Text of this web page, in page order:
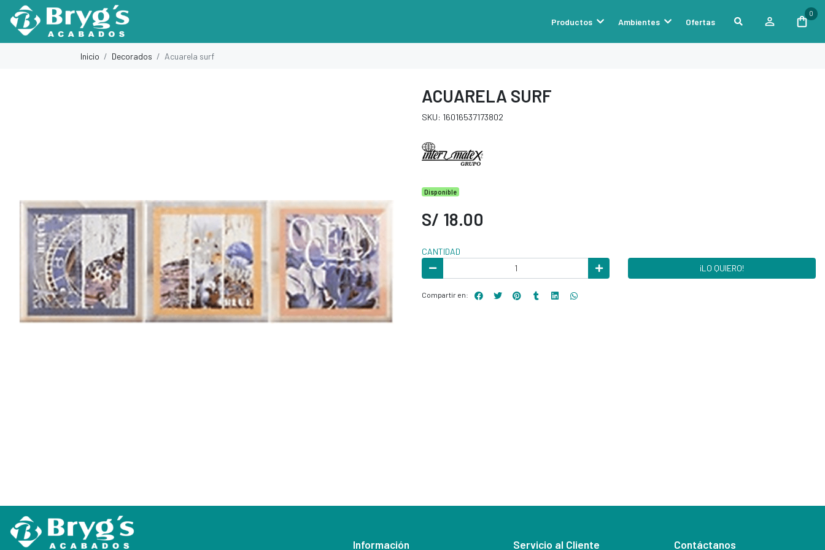
Productos Ambientes Ofertas
0
Inicio Decorados Acuarela surf
ACUARELA SURF
SKU: 16016537173802
Disponible
S/ 18.00
CANTIDAD
¡LO QUIERO!
Compartir en:
Información Servicio al Cliente Contáctanos